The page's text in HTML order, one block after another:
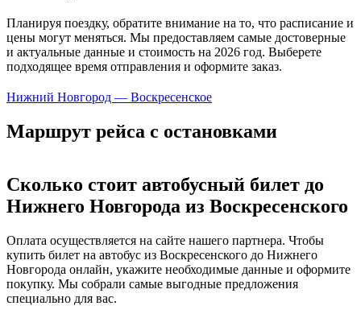
Планируя поездку, обратите внимание на то, что расписание и
цены могут меняться. Мы предоставляем самые достоверные
и актуальные данные и стоимость на 2026 год. Выберете
подходящее время отправления и оформите заказ.
Нижний Новгород — Воскресенское
Маршрут рейса с остановками
Сколько стоит автобусный билет до
Нижнего Новгорода из Воскресенского
Оплата осуществляется на сайте нашего партнера. Чтобы
купить билет на автобус из Воскресенского до Нижнего
Новгорода онлайн, укажите необходимые данные и оформите
покупку. Мы собрали самые выгодные предложения
специально для вас.